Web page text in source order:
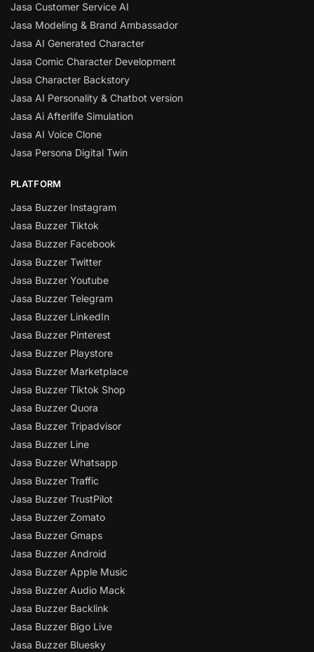
Jasa Customer Service AI
Jasa Modeling & Brand Ambassador
Jasa AI Generated Character
Jasa Comic Character Development
Jasa Character Backstory
Jasa AI Personality & Chatbot version
Jasa Ai Afterlife Simulation
Jasa AI Voice Clone
Jasa Persona Digital Twin
PLATFORM
Jasa Buzzer Instagram
Jasa Buzzer Tiktok
Jasa Buzzer Facebook
Jasa Buzzer Twitter
Jasa Buzzer Youtube
Jasa Buzzer Telegram
Jasa Buzzer LinkedIn
Jasa Buzzer Pinterest
Jasa Buzzer Playstore
Jasa Buzzer Marketplace
Jasa Buzzer Tiktok Shop
Jasa Buzzer Quora
Jasa Buzzer Tripadvisor
Jasa Buzzer Line
Jasa Buzzer Whatsapp
Jasa Buzzer Traffic
Jasa Buzzer TrustPilot
Jasa Buzzer Zomato
Jasa Buzzer Gmaps
Jasa Buzzer Android
Jasa Buzzer Apple Music
Jasa Buzzer Audio Mack
Jasa Buzzer Backlink
Jasa Buzzer Bigo Live
Jasa Buzzer Bluesky